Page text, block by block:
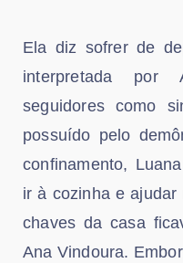
Ela diz sofrer de
interpretada
seguidores como
possuído pelo
confinamento,
ir à cozinha e
chaves da casa
Ana Vindoura.